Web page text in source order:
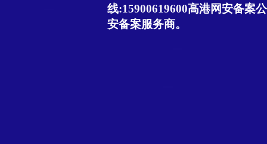
线:15900619600高港网安备案
安备案服务商。